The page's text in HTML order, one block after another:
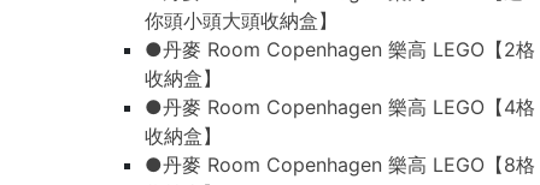
你頭小頭大頭收納盒】
●丹麥 Room Copenhagen 樂高 LEGO【2格
收納盒】
●丹麥 Room Copenhagen 樂高 LEGO【4格
收納盒】
●丹麥 Room Copenhagen 樂高 LEGO【8格